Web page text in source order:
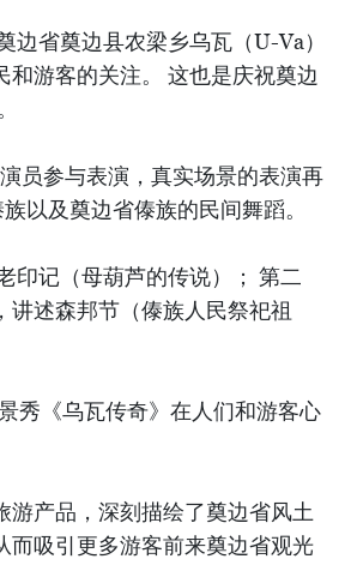
省奠边县农梁乡乌瓦（U-Va）
游客的关注。 这也是庆祝奠边
员参与表演，真实场景的表演再
以及奠边省傣族的民间舞蹈。
印记（母葫芦的传说）； 第二
讲述森邦节（傣族人民祭祀祖
秀《乌瓦传奇》在人们和游客心
产品，深刻描绘了奠边省风土
而吸引更多游客前来奠边省观光